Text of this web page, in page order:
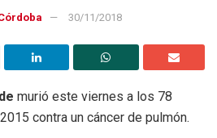
30/11/2018
murió este viernes a los 78
contra un cáncer de pulmón.